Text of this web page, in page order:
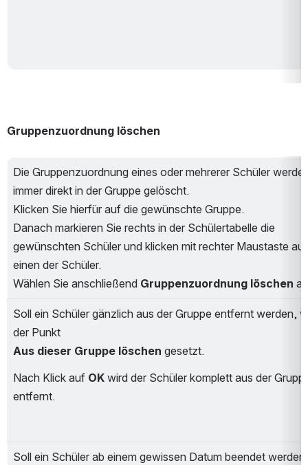
Gruppenzuordnung löschen
Die Gruppenzuordnung eines oder mehrerer Schüler
immer direkt in der Gruppe gelöscht.
Klicken Sie hierfür auf die gewünschte Gruppe.
Danach markieren Sie rechts in der Schülertabelle die
gewünschten Schüler und klicken mit rechter Maustaste auf
einen der Schüler.
Wählen Sie anschließend Gruppenzuordnung löschen
Soll ein Schüler gänzlich aus der Gruppe entfernt werden,
der Punkt
Aus dieser Gruppe löschen gesetzt.
Nach Klick auf OK wird der Schüler komplett aus der
entfernt.
Soll ein Schüler ab einem gewissen Datum beendet